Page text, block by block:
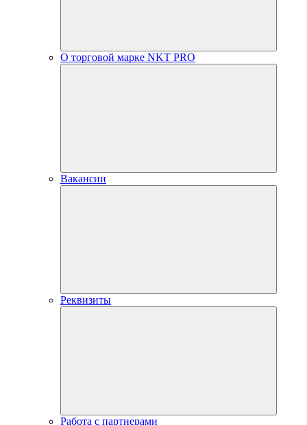
О торговой марке NKT PRO
Вакансии
Реквизиты
Работа с партнерами